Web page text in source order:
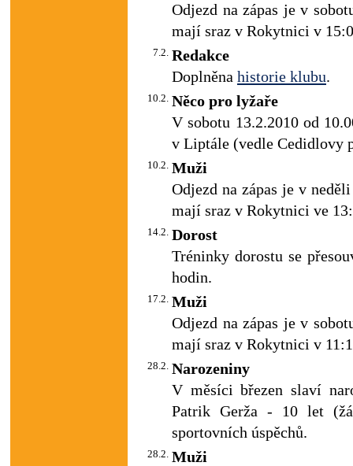
Odjezd na zápas je v
mají sraz v Rokytnici v
7.2. Redakce
Doplněna historie klubu.
10.2. Něco pro lyžaře
V sobotu 13.2.2010 od
v Liptále (vedle Cedidlovy
10.2. Muži
Odjezd na zápas je v
mají sraz v Rokytnici ve
14.2. Dorost
Tréninky dorostu se
hodin.
17.2. Muži
Odjezd na zápas je v
mají sraz v Rokytnici v
28.2. Narozeniny
V měsíci březen slaví
Patrik Gerža - 10 let
sportovních úspěchů.
28.2. Muži